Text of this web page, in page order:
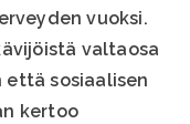
vuoksi.
valtaosa
että sosiaalisen
kertoo